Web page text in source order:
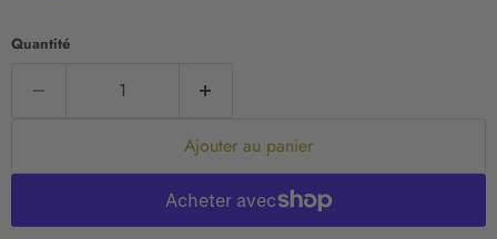
Quantité
Ajouter au panier